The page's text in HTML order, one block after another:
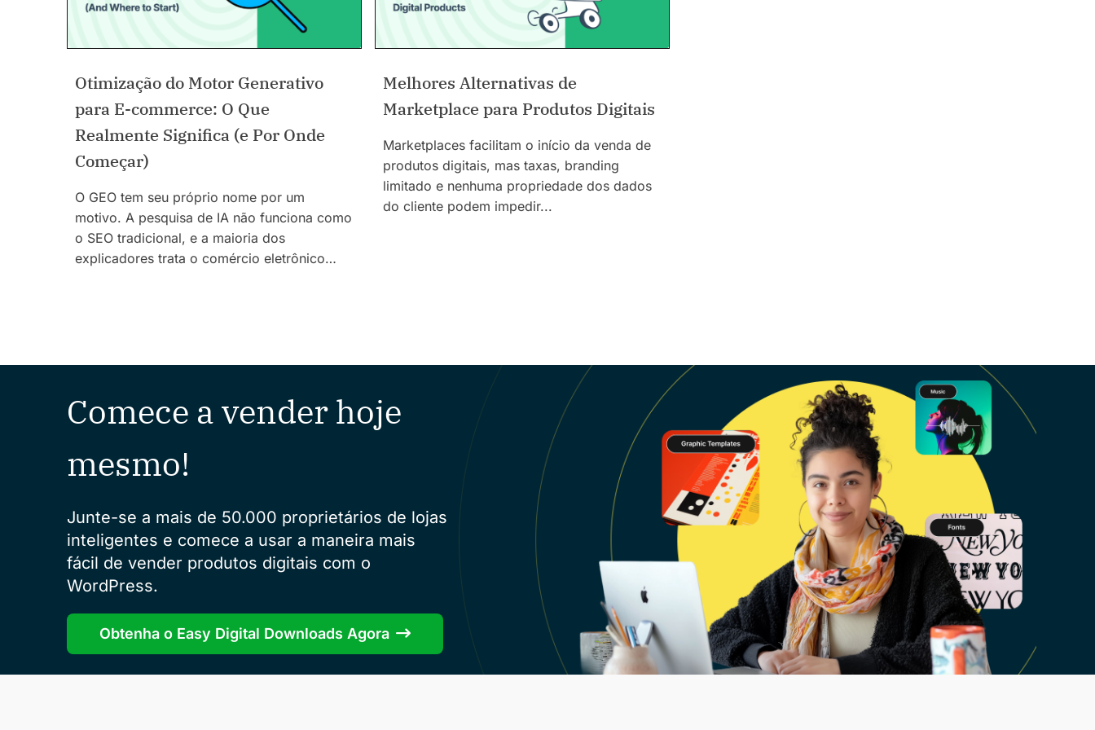
Otimização do Motor Generativo
para E-commerce: O Que
Realmente Significa (e Por Onde
Começar)
O GEO tem seu próprio nome por um
motivo. A pesquisa de IA não funciona como
o SEO tradicional, e a maioria dos
explicadores trata o comércio eletrônico…
Melhores Alternativas de
Marketplace para Produtos Digitais
Marketplaces facilitam o início da venda de
produtos digitais, mas taxas, branding
limitado e nenhuma propriedade dos dados
do cliente podem impedir...
Comece a vender hoje
mesmo!
Junte-se a mais de 50.000 proprietários de lojas
inteligentes e comece a usar a maneira mais
fácil de vender produtos digitais com o
WordPress.
Obtenha o Easy Digital Downloads Agora